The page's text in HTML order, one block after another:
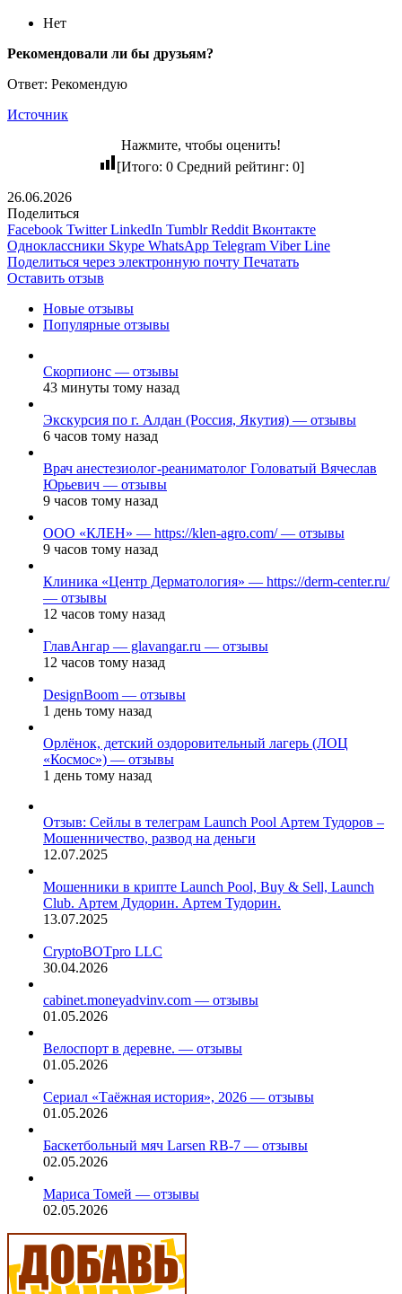
Нет
Рекомендовали ли бы друзьям?
Ответ: Рекомендую
Источник
Нажмите, чтобы оценить!
[Итого: 0Средний рейтинг: 0]
26.06.2026
Поделиться
Facebook Twitter LinkedIn Tumblr Reddit Вконтакте
Одноклассники Skype WhatsApp Telegram Viber Line
Поделиться через электронную почту Печатать
Оставить отзыв
Новые отзывы
Популярные отзывы
Скорпионс — отзывы
43 минуты тому назад
Экскурсия по г. Алдан (Россия, Якутия) — отзывы
6 часов тому назад
Врач анестезиолог-реаниматолог Головатый Вячеслав
Юрьевич — отзывы
9 часов тому назад
ООО «КЛЕН» — https://klen-agro.com/ — отзывы
9 часов тому назад
Клиника «Центр Дерматология» — https://derm-center.ru/
— отзывы
12 часов тому назад
ГлавАнгар — glavangar.ru — отзывы
12 часов тому назад
DesignBoom — отзывы
1 день тому назад
Орлёнок, детский оздоровительный лагерь (ЛОЦ
«Космос») — отзывы
1 день тому назад
Отзыв: Сейлы в телеграм Launch Pool Артем Тудоров –
Мошенничество, развод на деньги
12.07.2025
Мошенники в крипте Launch Pool, Buy & Sell, Launch
Club. Артем Дудорин. Артем Тудорин.
13.07.2025
CryptoBOTpro LLC
30.04.2026
cabinet.moneyadvinv.com — отзывы
01.05.2026
Велоспорт в деревне. — отзывы
01.05.2026
Сериал «Таёжная история», 2026 — отзывы
01.05.2026
Баскетбольный мяч Larsen RB-7 — отзывы
02.05.2026
Мариса Томей — отзывы
02.05.2026